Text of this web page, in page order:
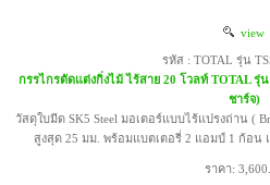
view
รหัส : TOTAL รุ่น
กรรไกรตัดแต่งกิ่งไม้ ไร้สาย 20 โวลท์ TOTAL
ชาร์จ)
วัสดุใบมีด SK5 Steel มอเตอร์แบบไร้แปรงถ่าน (
สูงสุด 25 มม. พร้อมแบตเตอรี่ 2 แอมป์ 1 ก้อน
ราคา: